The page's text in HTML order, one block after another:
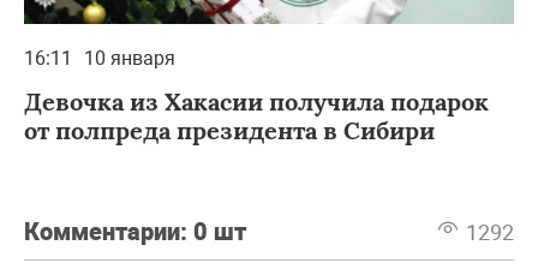
16:11 10 января
Девочка из Хакасии получила подарок
от полпреда президента в Сибири
Комментарии: 0 шт 1292